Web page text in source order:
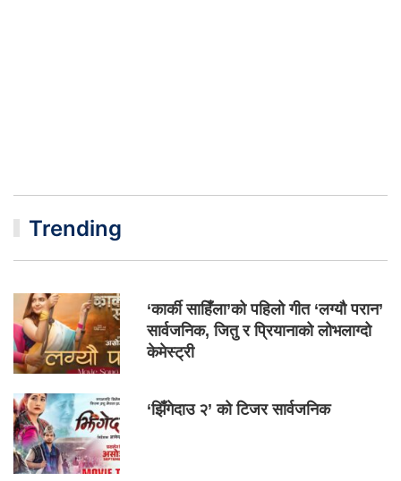
Trending
‘कार्की साहिँला’को पहिलो गीत ‘लग्यौ परान’
सार्वजनिक, जितु र प्रियानाको लोभलाग्दो
केमेस्ट्री
‘झिँगेदाउ २’ को टिजर सार्वजनिक